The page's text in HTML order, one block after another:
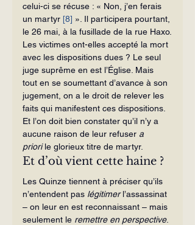
celui-ci se récuse : « Non, j’en ferais
un martyr [8] ». Il participera pourtant,
le 26 mai, à la fusillade de la rue Haxo.
Les victimes ont-elles accepté la mort
avec les dispositions dues ? Le seul
juge suprême en est l’Église. Mais
tout en se soumettant d’avance à son
jugement, on a le droit de relever les
faits qui manifestent ces dispositions.
Et l’on doit bien constater qu’il n’y a
aucune raison de leur refuser a
priori le glorieux titre de martyr.
Et d’où vient cette haine ?
Les Quinze tiennent à préciser qu’ils
n’entendent pas légitimer l’assassinat
– on leur en est reconnaissant – mais
seulement le remettre en perspective.